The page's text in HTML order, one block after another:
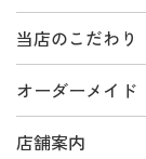
当店のこだわり
オーダーメイド
店舗案内